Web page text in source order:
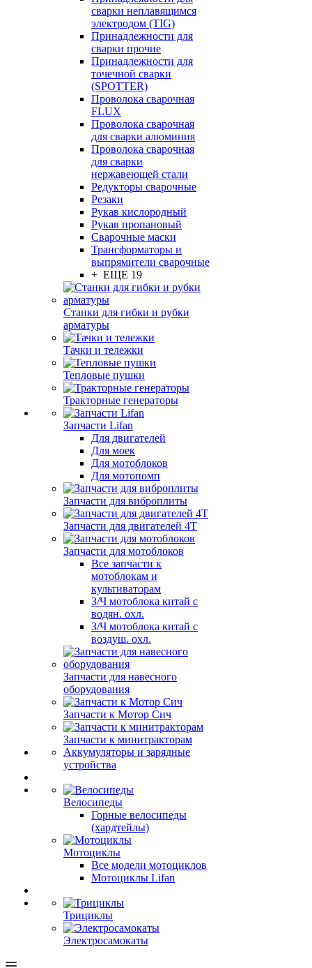
сварки неплавящимся
электродом (TIG)
Принадлежности для
сварки прочие
Принадлежности для
точечной сварки
(SPOTTER)
Проволока сварочная
FLUX
Проволока сварочная
для сварки алюминия
Проволока сварочная
для сварки
нержавеющей стали
Редукторы сварочные
Резаки
Рукав кислородный
Рукав пропановый
Сварочные маски
Трансформаторы и
выпрямители сварочные
+ ЕЩЕ 19
Станки для гибки и рубки
арматуры
Тачки и тележки
Тепловые пушки
Тракторные генераторы
Запчасти Lifan
Для двигателей
Для моек
Для мотоблоков
Для мотопомп
Запчасти для виброплиты
Запчасти для двигателей 4Т
Запчасти для мотоблоков
Все запчасти к
мотоблокам и
культиваторам
З/Ч мотоблока китай с
водян. охл.
З/Ч мотоблока китай с
воздуш. охл.
Запчасти для навесного
оборудования
Запчасти к Мотор Сич
Запчасти к минитракторам
Аккумуляторы и зарядные
устройства
Велосипеды
Горные велосипеды
(хардтейлы)
Мотоциклы
Все модели мотоциклов
Мотоциклы Lifan
Трициклы
Электросамокаты